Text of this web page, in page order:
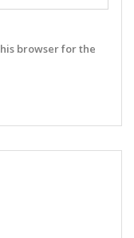
browser for the